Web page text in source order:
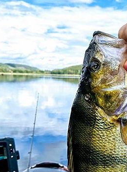
ungewöhnlichen Top Water Baits
unbeschwerter Haken
am Offset-Haken. Auch die
einstechen.